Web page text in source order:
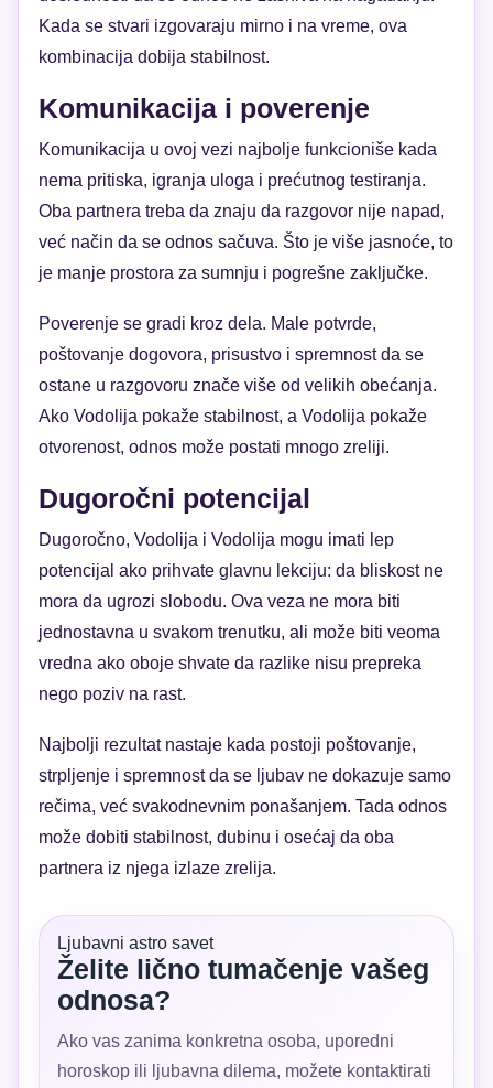
Kada se stvari izgovaraju mirno i na vreme, ova
kombinacija dobija stabilnost.
Komunikacija i poverenje
Komunikacija u ovoj vezi najbolje funkcioniše kada
nema pritiska, igranja uloga i prećutnog testiranja.
Oba partnera treba da znaju da razgovor nije napad,
već način da se odnos sačuva. Što je više jasnoće, to
je manje prostora za sumnju i pogrešne zaključke.
Poverenje se gradi kroz dela. Male potvrde,
poštovanje dogovora, prisustvo i spremnost da se
ostane u razgovoru znače više od velikih obećanja.
Ako Vodolija pokaže stabilnost, a Vodolija pokaže
otvorenost, odnos može postati mnogo zreliji.
Dugoročni potencijal
Dugoročno, Vodolija i Vodolija mogu imati lep
potencijal ako prihvate glavnu lekciju: da bliskost ne
mora da ugrozi slobodu. Ova veza ne mora biti
jednostavna u svakom trenutku, ali može biti veoma
vredna ako oboje shvate da razlike nisu prepreka
nego poziv na rast.
Najbolji rezultat nastaje kada postoji poštovanje,
strpljenje i spremnost da se ljubav ne dokazuje samo
rečima, već svakodnevnim ponašanjem. Tada odnos
može dobiti stabilnost, dubinu i osećaj da oba
partnera iz njega izlaze zrelija.
Ljubavni astro savet
Želite lično tumačenje vašeg
odnosa?
Ako vas zanima konkretna osoba, uporedni
horoskop ili ljubavna dilema, možete kontaktirati